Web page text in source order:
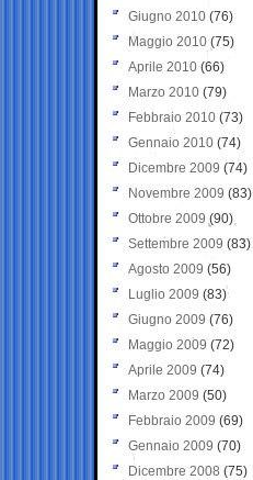
Giugno 2010 (76)
Maggio 2010 (75)
Aprile 2010 (66)
Marzo 2010 (79)
Febbraio 2010 (73)
Gennaio 2010 (74)
Dicembre 2009 (74)
Novembre 2009 (83)
Ottobre 2009 (90)
Settembre 2009 (83)
Agosto 2009 (56)
Luglio 2009 (83)
Giugno 2009 (76)
Maggio 2009 (72)
Aprile 2009 (74)
Marzo 2009 (50)
Febbraio 2009 (69)
Gennaio 2009 (70)
Dicembre 2008 (75)